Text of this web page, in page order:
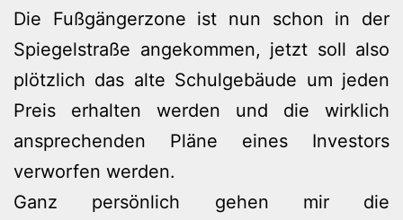
Die Fußgängerzone ist nun schon in der
Spiegelstraße angekommen, jetzt soll also
plötzlich das alte Schulgebäude um jeden
Preis erhalten werden und die wirklich
ansprechenden Pläne eines Investors
verworfen werden.
Ganz persönlich gehen mir die